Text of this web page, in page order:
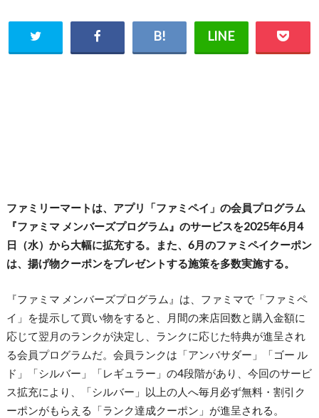
ファミリーマートは、アプリ「ファミペイ」の会員プログラム
『ファミマ メンバーズプログラム』のサービスを2025年6月4
日（水）から大幅に拡充する。また、6月のファミペイクーポン
は、揚げ物クーポンをプレゼントする施策を多数実施する。
『ファミマ メンバーズプログラム』は、ファミマで「ファミペ
イ」を提示して買い物をすると、月間の来店回数と購入金額に
応じて翌月のランクが決定し、ランクに応じた特典が進呈され
る会員プログラムだ。会員ランクは「アンバサダー」「ゴー ル
ド」「シルバー」「レギュラー」の4段階があり、今回のサービ
ス拡充により、「シルバー」以上の人へ毎月必ず無料・割引ク
ーポンがもらえる「ランク達成クーポン」が進呈される。